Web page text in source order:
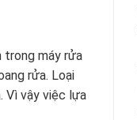
trong máy rửa
rửa. Loại
Vì vậy việc lựa